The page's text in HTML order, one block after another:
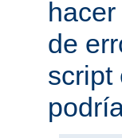
de
script